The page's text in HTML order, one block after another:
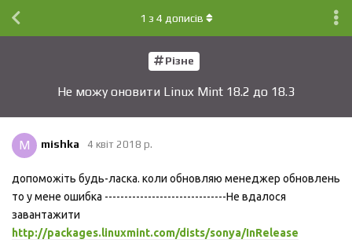
Різне
Не можу оновити Linux Mint 18.2 до 18.3
1 з 4 дописів
M mishka 4 квiт 2018 р.
допоможіть будь-ласка. коли обновляю менеджер обновлень
то у мене ошибка -------------------------------Не вдалося
завантажити
http://packages.linuxmint.com/dists/sonya/InRelease